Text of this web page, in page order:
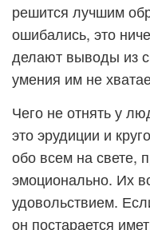
решится лучшим
ошибались, это
делают выводы из
умения им не
Чего не отнять у
это эрудиции и
обо всем на свете,
эмоционально. Их
удовольствием.
он постарается